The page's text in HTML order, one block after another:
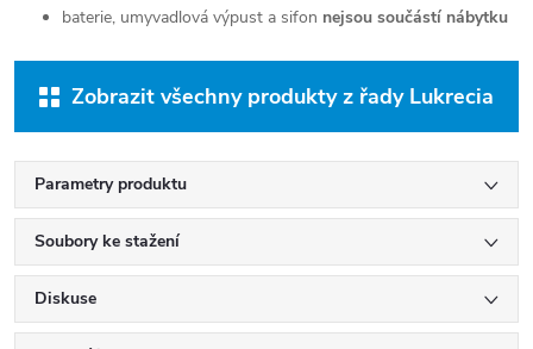
baterie, umyvadlová výpust a sifon nejsou součástí nábytku
Zobrazit všechny produkty z řady Lukrecia
Parametry produktu
Soubory ke stažení
Diskuse